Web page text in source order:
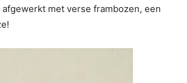
met verse frambozen, een